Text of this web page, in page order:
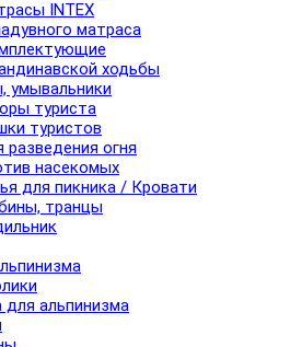
INTEX
матраса
ходьбы
умывальники
туриста
туристов
огня
насекомых
для пикника / Кровати
транцы
для альпинизма